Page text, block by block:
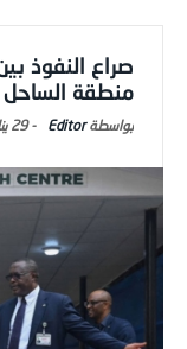
صراع النفوذ
منطقة الساحل
Editor
-29 يناير,2024